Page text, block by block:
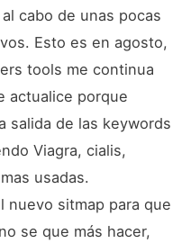
cabo de unas pocas
Esto es en agosto,
tools me continua
actualice porque
salida de las keywords
Viagra, cialis,
usadas.
nuevo sitmap para que
se que más hacer,